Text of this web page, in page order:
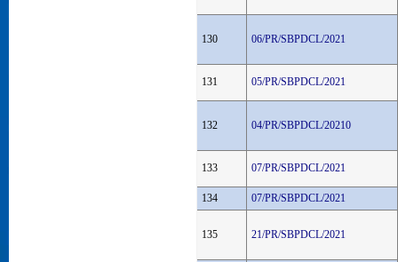
130 06/PR/SBPDCL/2021
131 05/PR/SBPDCL/2021
132 04/PR/SBPDCL/20210
133 07/PR/SBPDCL/2021
134 07/PR/SBPDCL/2021
135 21/PR/SBPDCL/2021